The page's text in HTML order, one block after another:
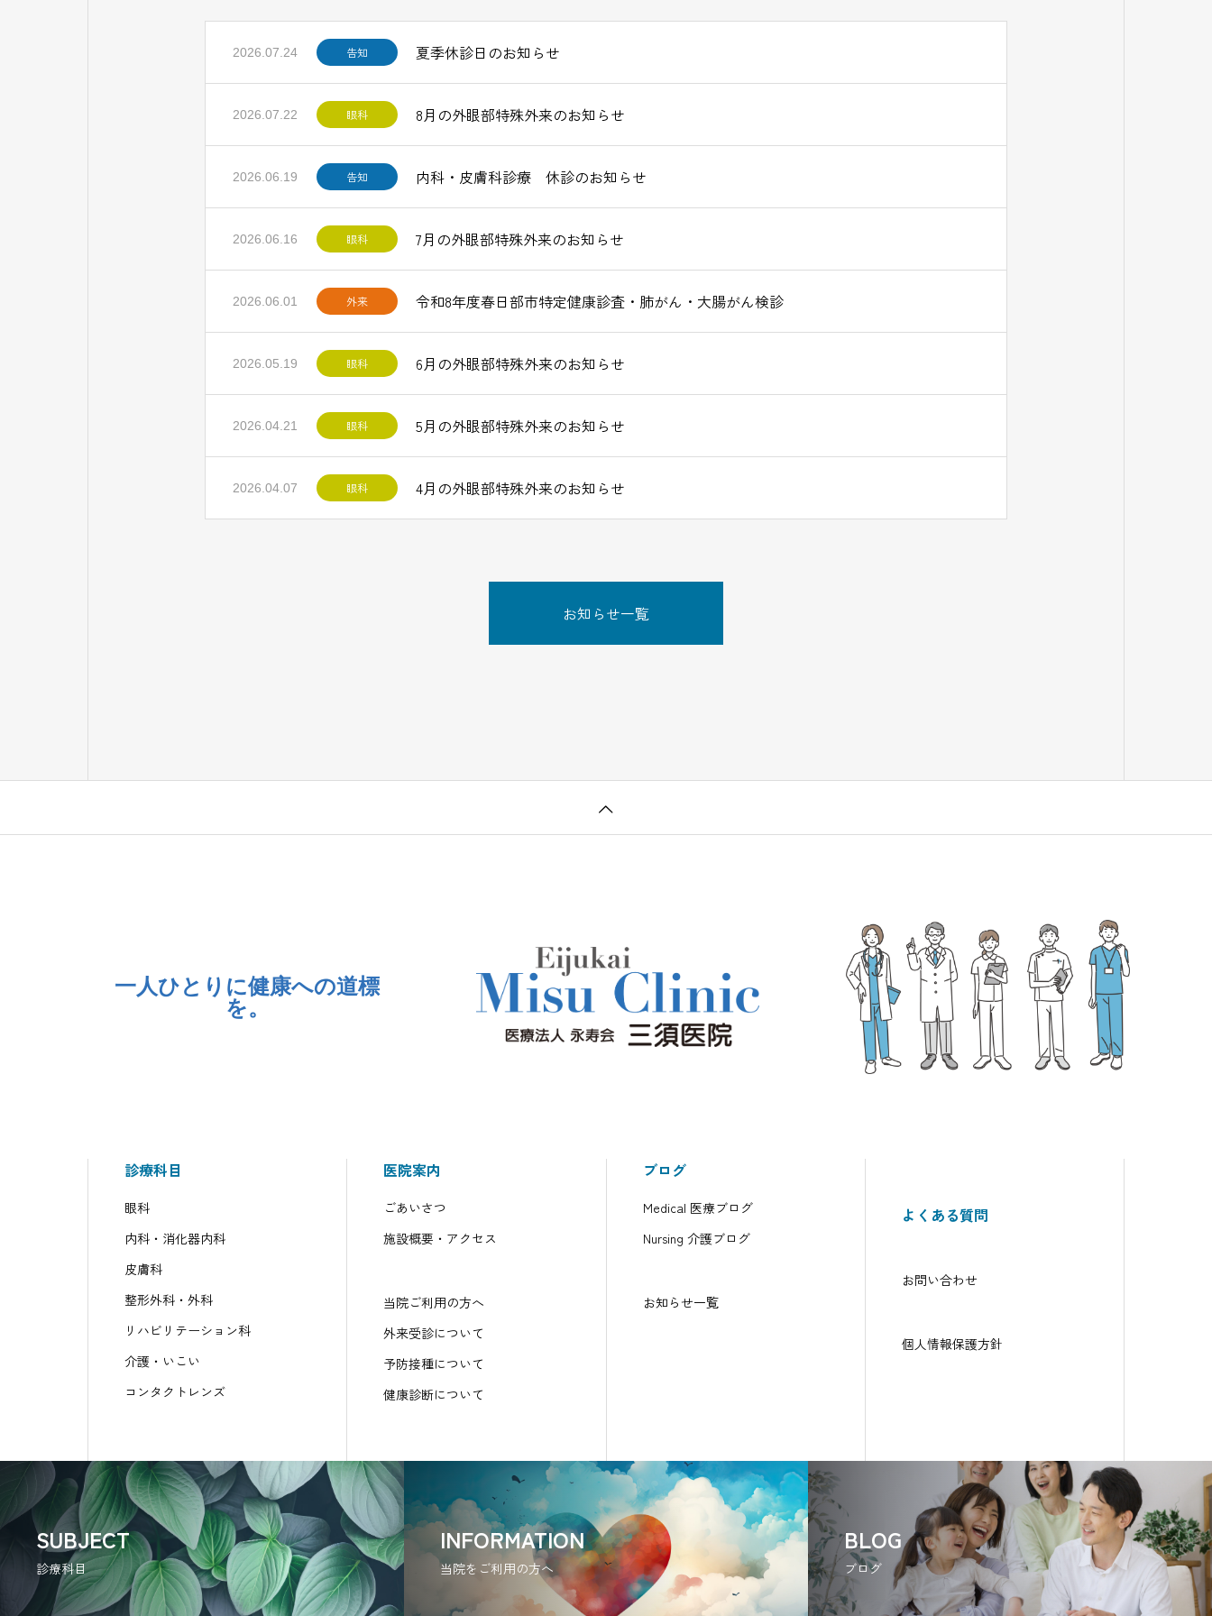
2026.07.24 告知 夏季休診日のお知らせ
2026.07.22 眼科 8月の外眼部特殊外来のお知らせ
2026.06.19 告知 内科・皮膚科診療 休診のお知らせ
2026.06.16 眼科 7月の外眼部特殊外来のお知らせ
2026.06.01 外来 令和8年度春日部市特定健康診査・肺がん・大腸がん検診
2026.05.19 眼科 6月の外眼部特殊外来のお知らせ
2026.04.21 眼科 5月の外眼部特殊外来のお知らせ
2026.04.07 眼科 4月の外眼部特殊外来のお知らせ
お知らせ一覧
一人ひとりに健康への道標
を。
診療科目
眼科
内科・消化器内科
皮膚科
整形外科・外科
リハビリテーション科
介護・いこい
コンタクトレンズ
医院案内
ごあいさつ
施設概要・アクセス
当院ご利用の方へ
外来受診について
予防接種について
健康診断について
ブログ
Medical 医療ブログ
Nursing 介護ブログ
お知らせ一覧
よくある質問
お問い合わせ
個人情報保護方針
SUBJECT
診療科目
INFORMATION
当院をご利用の方へ
BLOG
ブログ